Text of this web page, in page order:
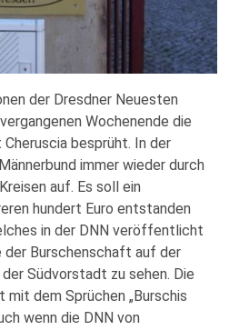
der Dresdner Neuesten
Wochenende die
besprüht. In der
immer wieder durch
auf. Es soll ein
hundert Euro entstanden
in der DNN veröffentlicht
der Burschenschaft auf der
Südvorstadt zu sehen. Die
mit dem Sprüchen „Burschis
wenn die DNN von